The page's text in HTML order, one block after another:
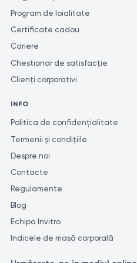
Program de loialitate
Certificate cadou
Cariere
Chestionar de satisfacție
Clienți corporativi
INFO
Politica de confidențialitate
Termenii și condițiile
Despre noi
Contacte
Regulamente
Blog
Echipa Invitro
Indicele de masă corporală